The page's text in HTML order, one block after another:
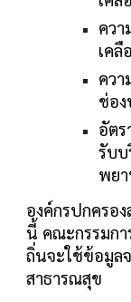
คว
เค
ควา
ช่อ
อัต
รับบ
พย
องค์กรปกครอ
นี้ คณะกรรมกา
ถิ่นจะใช้ข้อมูล
สาธารณสุข